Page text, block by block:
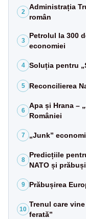
2
Administrația
român
3
Petrolul la 300
economiei
4 Soluția pentru
5 Reconcilierea
6
Apa și Hrana –
României
7 „Junk”
8
Predicțiile
NATO și
9 Prăbușirea
10
Trenul care
ferată”